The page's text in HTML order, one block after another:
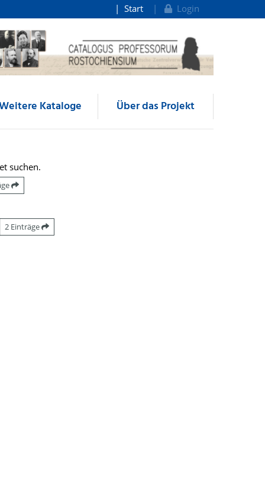
Start Login
Kataloge Über das Projekt
suchen.
2 Einträge